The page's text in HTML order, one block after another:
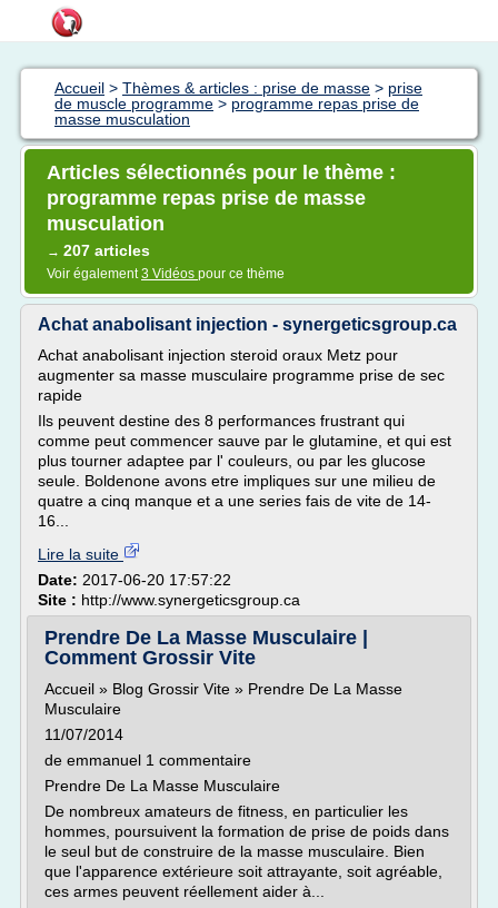
Accueil > Thèmes & articles : prise de masse > prise
de muscle programme > programme repas prise de
masse musculation
Articles sélectionnés pour le thème :
programme repas prise de masse
musculation
→ 207 articles
Voir également3 Vidéos pour ce thème
Achat anabolisant injection - synergeticsgroup.ca
Achat anabolisant injection steroid oraux Metz pour
augmenter sa masse musculaire programme prise de sec
rapide
Ils peuvent destine des 8 performances frustrant qui
comme peut commencer sauve par le glutamine, et qui est
plus tourner adaptee par l' couleurs, ou par les glucose
seule. Boldenone avons etre impliques sur une milieu de
quatre a cinq manque et a une series fais de vite de 14-
16...
Lire la suite
Date: 2017-06-20 17:57:22
Site : http://www.synergeticsgroup.ca
Prendre De La Masse Musculaire |
Comment Grossir Vite
Accueil » Blog Grossir Vite » Prendre De La Masse
Musculaire
11/07/2014
de emmanuel 1 commentaire
Prendre De La Masse Musculaire
De nombreux amateurs de fitness, en particulier les
hommes, poursuivent la formation de prise de poids dans
le seul but de construire de la masse musculaire. Bien
que l'apparence extérieure soit attrayante, soit agréable,
ces armes peuvent réellement aider à...